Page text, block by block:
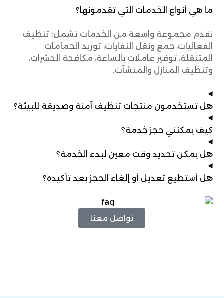
ما هي أنواع الخدمات التي تقدمونها؟
نقدم مجموعة واسعة من الخدمات تشمل: تنظيف
الفعاليات، جمع ونقل النفايات، توريد الحمامات
المتنقلة، توفير عاملات بالساعة، مكافحة الحشرات،
وتنظيف المنازل والمنشآت.
هل تستخدمون منتجات تنظيف آمنة وصديقة للبيئة؟
كيف يمكنني حجز خدمة؟
هل يمكن تحديد وقت معين لبدء الخدمة؟
هل أستطيع تعديل أو إلغاء الحجز بعد تأكيده؟
تواصل معنا